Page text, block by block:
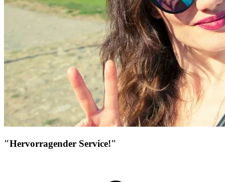
"Hervorragender Service!"